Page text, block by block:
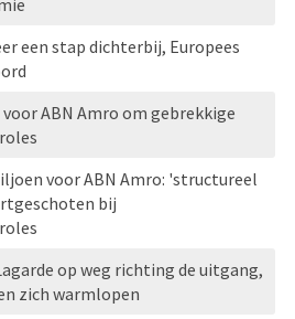
een stap dichterbij, Europees
ABN Amro om gebrekkige
voor ABN Amro: 'structureel
bij
op weg richting de uitgang,
zich warmlopen